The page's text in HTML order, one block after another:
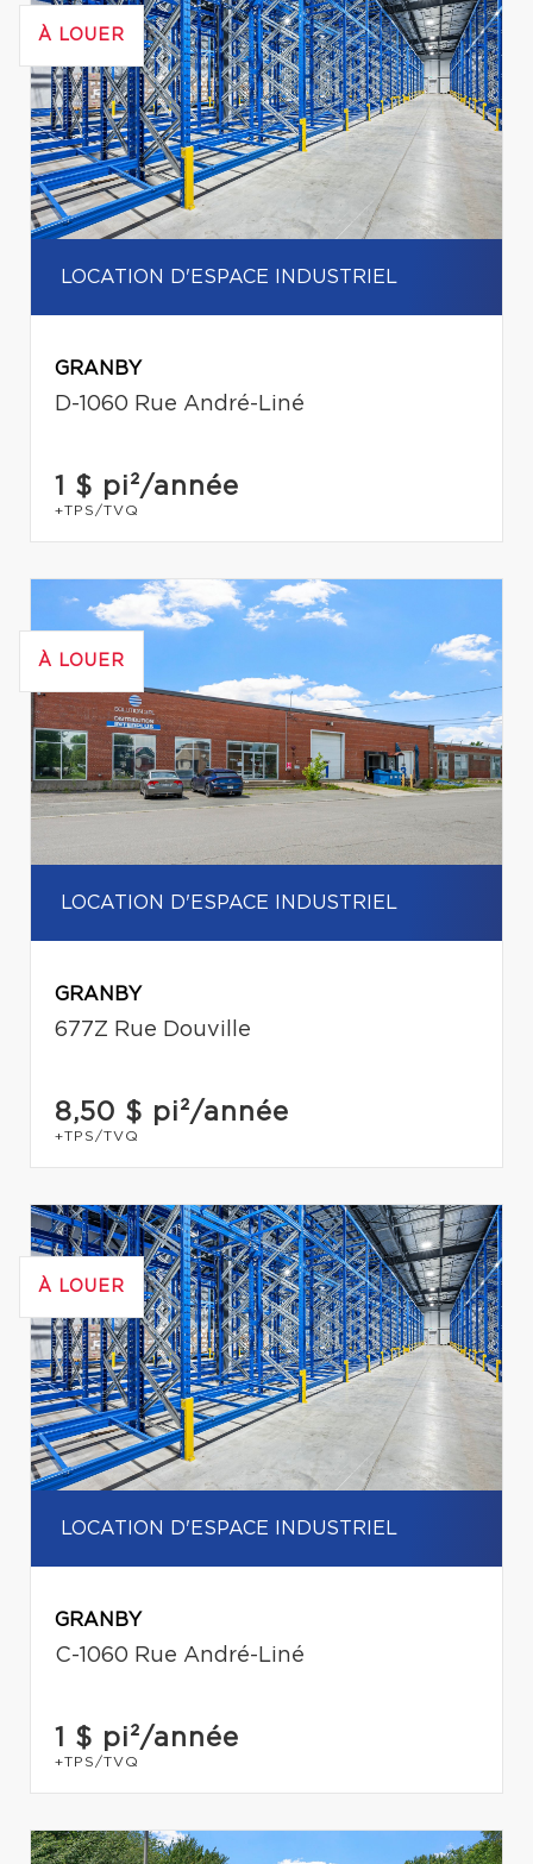
À LOUER
LOCATION D'ESPACE INDUSTRIEL
GRANBY
D-1060 Rue André-Liné
1 $ pi²/année
+TPS/TVQ
À LOUER
LOCATION D'ESPACE INDUSTRIEL
GRANBY
677Z Rue Douville
8,50 $ pi²/année
+TPS/TVQ
À LOUER
LOCATION D'ESPACE INDUSTRIEL
GRANBY
C-1060 Rue André-Liné
1 $ pi²/année
+TPS/TVQ